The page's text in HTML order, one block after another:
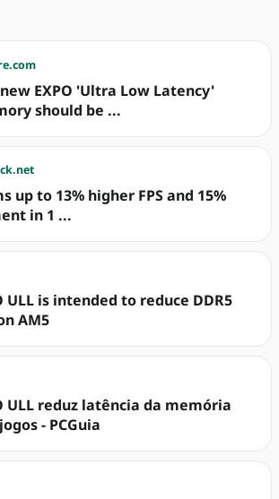
EXPO 'Ultra Low Latency'
should be ...
up to 13% higher FPS and 15%
in 1 ...
ULL is intended to reduce DDR5
AM5
ULL reduz latência da memória
- PCGuia